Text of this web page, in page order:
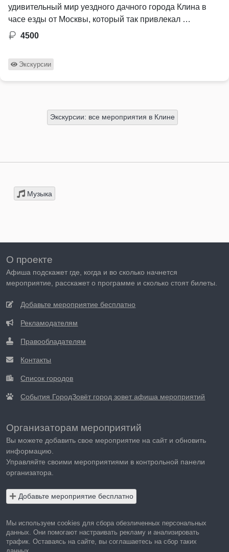
удивительный мир уездного дачного города Клина в
часе езды от Москвы, который так привлекал …
4500
Экскурсии
Экскурсии: все мероприятия в Клине
Музыка
О проекте
Афиша подскажет где, когда и во сколько начнется
мероприятие, расскажет о программе и сколько стоят билеты.
Добавьте мероприятие бесплатно
Рекламодателям
Правообладателям
Контакты
Список городов
События ГородЗовёт город зовет афиша мероприятий
Организаторам мероприятий
Вы можете добавить свое мероприятие на сайт и обновить
информацию.
Управляйте своими мероприятиями в контрольной панели
организатора.
Добавьте мероприятие бесплатно
Мы используем cookies для сбора обезличенных персональных
данных. Они помогают настраивать рекламу и анализировать
трафик. Оставаясь на сайте, вы соглашаетесь на сбор таких